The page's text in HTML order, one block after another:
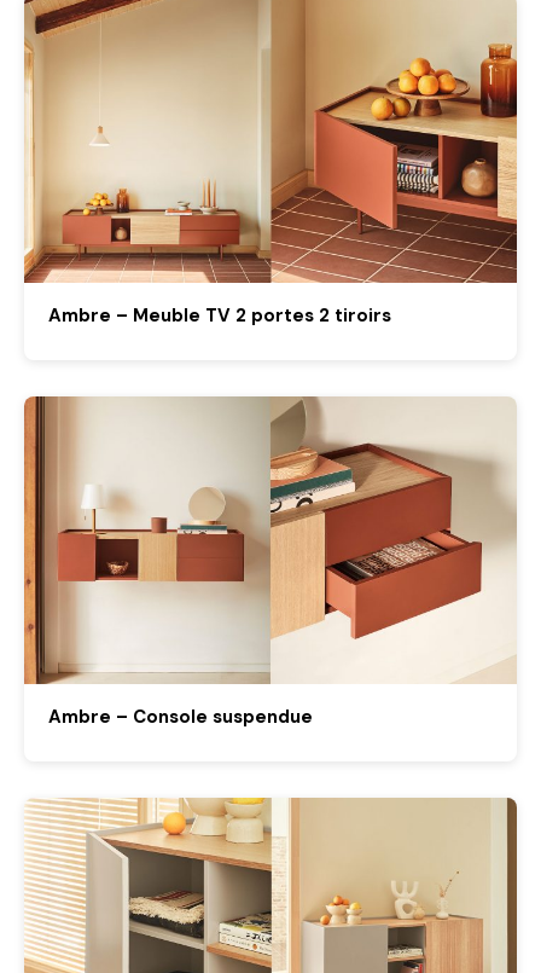
Ambre – Meuble TV 2 portes 2 tiroirs
Ambre – Console suspendue